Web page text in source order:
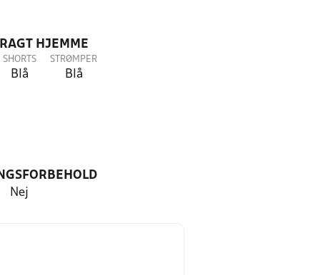
HJEMME
SHORTS
Blå
STRØMPER
Blå
Nej